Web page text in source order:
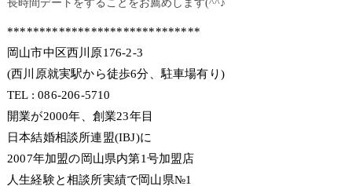
長時間デートをすることをお薦めします(^^♪
******************************
岡山市中区西川原176-2-3
(西川原就実駅から徒歩6分、駐車場有り)
TEL : 086-206-5710
開業が2000年、創業23年目
日本結婚相談所連盟(IBJ)に
2007年加盟の岡山県内第1号加盟店
人生経験と相談所実績で岡山県№1